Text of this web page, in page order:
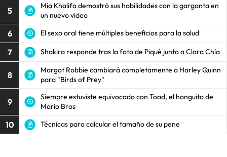
5
Mia Khalifa demostró sus habilidades con la garganta en
un nuevo video
6 El sexo oral tiene múltiples beneficios para la salud
7 Shakira responde tras la foto de Piqué junto a Clara Chía
8
Margot Robbie cambiará completamente a Harley Quinn
para "Birds of Prey"
9
Siempre estuviste equivocado con Toad, el honguito de
Mario Bros
10 Técnicas para calcular el tamaño de su pene